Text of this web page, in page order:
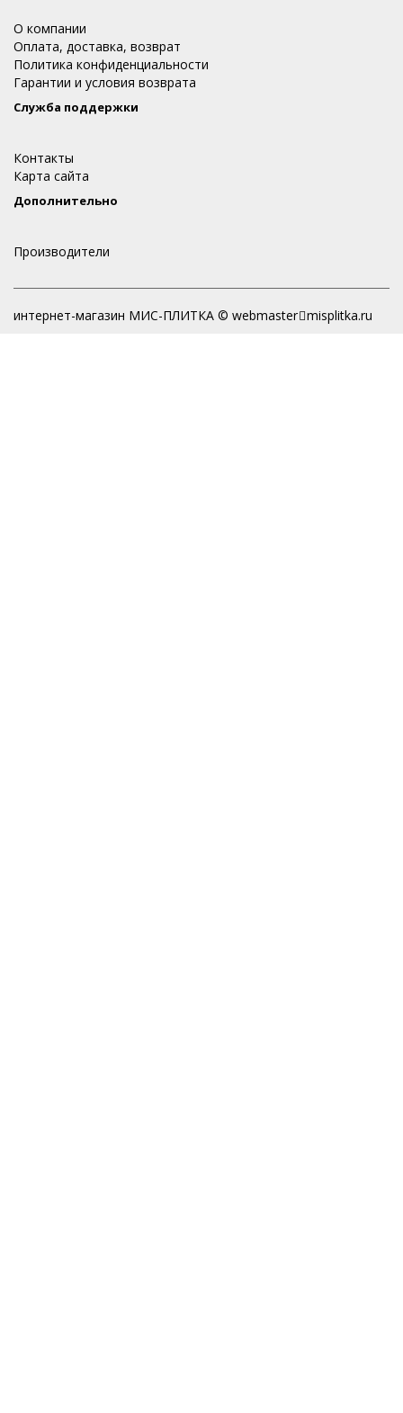
О компании
Оплата, доставка, возврат
Политика конфиденциальности
Гарантии и условия возврата
Служба поддержки
Контакты
Карта сайта
Дополнительно
Производители
интернет-магазин МИС-ПЛИТКА © webmaster misplitka.ru